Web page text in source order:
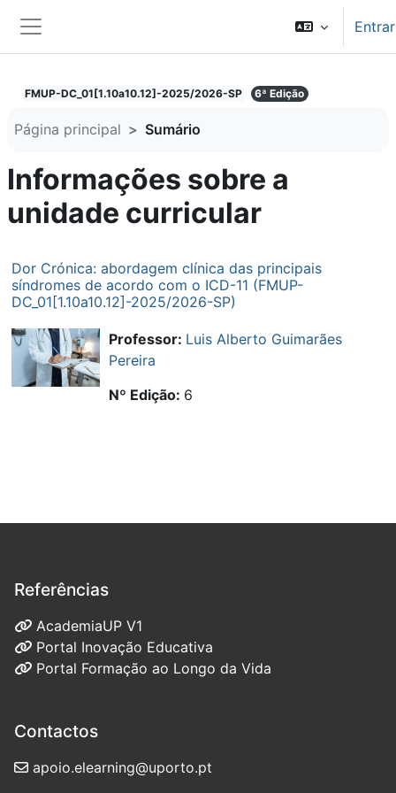
Painel lateral
Entrar
FMUP-DC_01[1.10a10.12]-2025/2026-SP 6ª Edição
Página principal Sumário
Informações sobre a
unidade curricular
Dor Crónica: abordagem clínica das principais
síndromes de acordo com o ICD-11 (FMUP-
DC_01[1.10a10.12]-2025/2026-SP)
Professor: Luis Alberto Guimarães
Pereira
Nº Edição: 6
Referências
AcademiaUP V1
Portal Inovação Educativa
Portal Formação ao Longo da Vida
Contactos
apoio.elearning@uporto.pt